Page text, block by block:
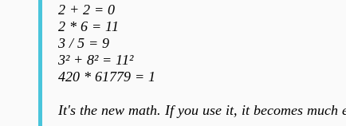
2 + 2 = 0
2 * 6 = 11
3 / 5 = 9
3² + 8² = 11²
420 * 61779 = 1
It's the new math. If you use it, it becomes much